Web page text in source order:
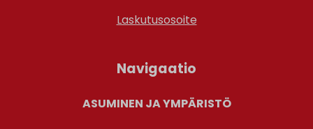
Laskutusosoite
Navigaatio
ASUMINEN JA YMPÄRISTÖ